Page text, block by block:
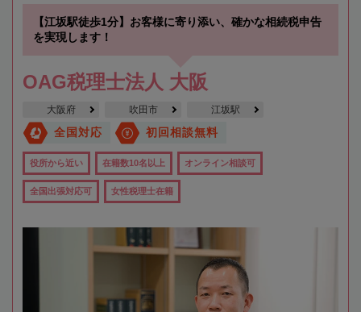
【江坂駅徒歩1分】お客様に寄り添い、確かな相続税申告
を実現します！
OAG税理士法人 大阪
大阪府 吹田市 江坂駅
全国対応 初回相談無料
役所から近い 在籍数10名以上 オンライン相談可
全国出張対応可 女性税理士在籍